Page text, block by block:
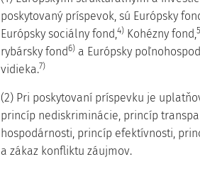
poskytovaný príspevok, sú Európsky
Európsky sociálny fond,4)Kohézny fond,
rybársky fond6)a Európsky
vidieka.7)
(2) Pri poskytovaní príspevku je
princíp nediskriminácie, princíp
hospodárnosti, princíp efektívnosti,
a zákaz konfliktu záujmov.